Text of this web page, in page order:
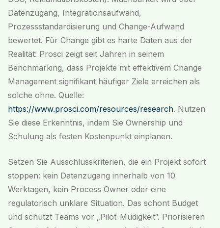
Datenzugang, Integrationsaufwand,
Prozessstandardisierung und Change-Aufwand
bewertet. Für Change gibt es harte Daten aus der
Realität: Prosci zeigt seit Jahren in seinem
Benchmarking, dass Projekte mit effektivem Change
Management signifikant häufiger Ziele erreichen als
solche ohne. Quelle:
https://www.prosci.com/resources/research. Nutzen
Sie diese Erkenntnis, indem Sie Ownership und
Schulung als festen Kostenpunkt einplanen.
Setzen Sie Ausschlusskriterien, die ein Projekt sofort
stoppen: kein Datenzugang innerhalb von 10
Werktagen, kein Process Owner oder eine
regulatorisch unklare Situation. Das schont Budget
und schützt Teams vor „Pilot-Müdigkeit“. Priorisieren